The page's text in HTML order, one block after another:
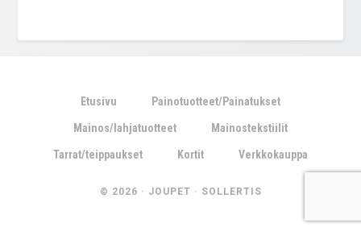
Etusivu Painotuotteet/Painatukset
Mainos/lahjatuotteet Mainostekstiilit
Tarrat/teippaukset Kortit Verkkokauppa
© 2026 · JOUPET · SOLLERTIS